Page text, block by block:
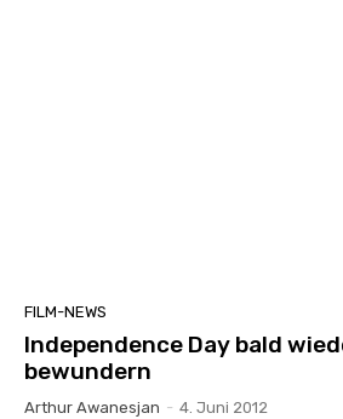
FILM-NEWS
Independence Day bald
bewundern
Arthur Awanesjan - 4. Juni 2012